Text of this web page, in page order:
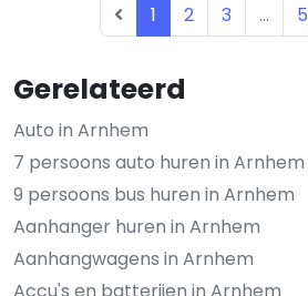
Gerelateerd
Auto in Arnhem
7 persoons auto huren in Arnhem
9 persoons bus huren in Arnhem
Aanhanger huren in Arnhem
Aanhangwagens in Arnhem
Accu's en batterijen in Arnhem
1 2 3 ... 5